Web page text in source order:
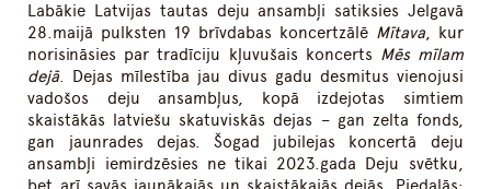
Labākie Latvijas tautas deju ansambļi satiksies Jelgavā
28.maijā pulksten 19 brīvdabas koncertzālē Mītava, kur
norisināsies par tradīciju kļuvušais koncerts Mēs mīlam
dejā. Dejas mīlestība jau divus gadu desmitus vienojusi
vadošos deju ansambļus, kopā izdejotas simtiem
skaistākās latviešu skatuviskās dejas – gan zelta fonds,
gan jaunrades dejas. Šogad jubilejas koncertā deju
ansambļi iemirdzēsies ne tikai 2023.gada Deju svētku,